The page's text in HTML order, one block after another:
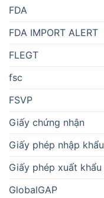
FDA
FDA IMPORT ALERT
FLEGT
fsc
FSVP
Giấy chứng nhận
Giấy phép nhập khẩu
Giấy phép xuất khẩu
GlobalGAP